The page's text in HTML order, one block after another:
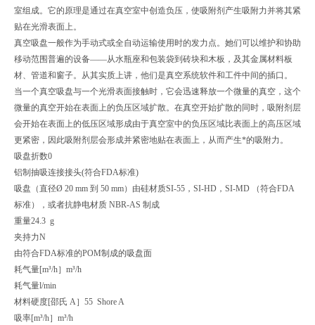
室组成。它的原理是通过在真空室中创造负压，使吸附剂产生吸附力并将其紧
贴在光滑表面上。
真空吸盘一般作为手动式或全自动运输使用时的发力点。她们可以维护和协助
移动范围普遍的设备——从水瓶座和包装袋到砖块和木板，及其金属材料板
材、管道和窗子。从其实质上讲，他们是真空系统软件和工件中间的插口。
当一个真空吸盘与一个光滑表面接触时，它会迅速释放一个微量的真空，这个
微量的真空开始在表面上的负压区域扩散。在真空开始扩散的同时，吸附剂层
会开始在表面上的低压区域形成由于真空室中的负压区域比表面上的高压区域
更紧密，因此吸附剂层会形成并紧密地贴在表面上，从而产生*的吸附力。
吸盘折数0
铝制抽吸连接接头(符合FDA标准)
吸盘（直径Ø 20 mm 到 50 mm）由硅材质SI-55，SI-HD，SI-MD （符合FDA
标准），或者抗静电材质 NBR-AS 制成
重量24.3 g
夹持力N
由符合FDA标准的POM制成的吸盘面
耗气量[m³/h］ m³/h
耗气量l/min
材料硬度[邵氏 A］ 55 Shore A
吸率[m³/h］ m³/h